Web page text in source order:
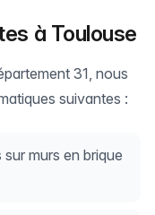
à Toulouse
31, nous
suivantes :
murs en brique